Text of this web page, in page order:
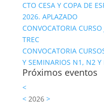
CTO CESA Y COPA DE
2026. APLAZADO
CONVOCATORIA
TREC
CONVOCATORIA
Y SEMINARIOS N1, N2 Y
Próximos eventos
<
<2026 >